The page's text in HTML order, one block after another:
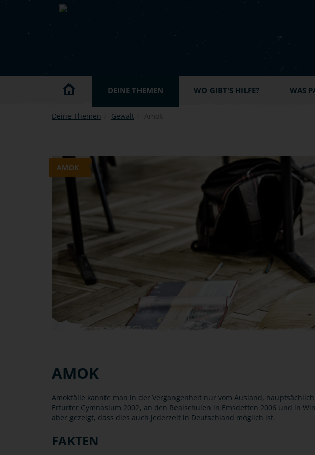
Skip to main content
DEINE THEMEN WO GIBT'S HILFE? WAS
Deine Themen Gewalt Amok
AMOK
AMOK
Amokfälle kannte man in der Vergangenheit nur vom Ausland,
Erfurter Gymnasium 2002, an den Realschulen in Emsdetten 2006 und in
aber gezeigt, dass dies auch jederzeit in Deutschland möglich ist.
FAKTEN